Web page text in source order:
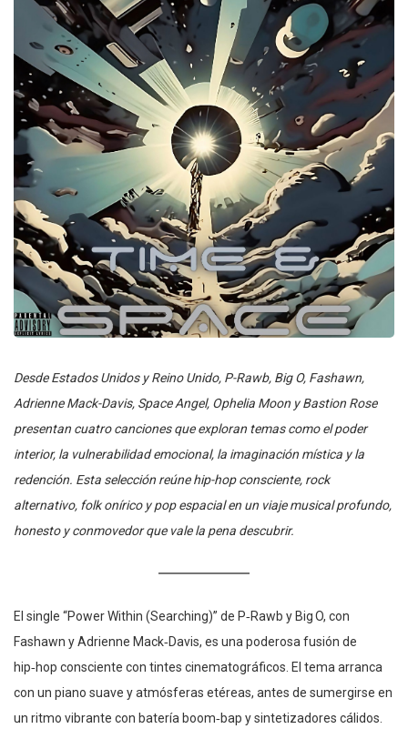
Desde Estados Unidos y Reino Unido, P-Rawb, Big O, Fashawn,
Adrienne Mack-Davis, Space Angel, Ophelia Moon y Bastion Rose
presentan cuatro canciones que exploran temas como el poder
interior, la vulnerabilidad emocional, la imaginación mística y la
redención. Esta selección reúne hip-hop consciente, rock
alternativo, folk onírico y pop espacial en un viaje musical profundo,
honesto y conmovedor que vale la pena descubrir.
El single “Power Within (Searching)” de P‑Rawb y Big O, con
Fashawn y Adrienne Mack‑Davis, es una poderosa fusión de
hip‑hop consciente con tintes cinematográficos. El tema arranca
con un piano suave y atmósferas etéreas, antes de sumergirse en
un ritmo vibrante con batería boom‑bap y sintetizadores cálidos.